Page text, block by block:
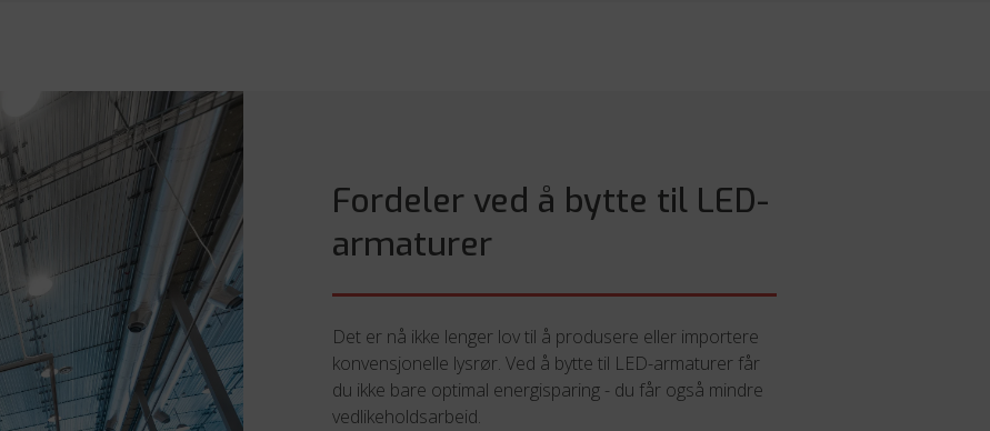
Fordeler ved å bytte til LED-
armaturer
Det er nå ikke lenger lov til å produsere eller importere
konvensjonelle lysrør. Ved å bytte til LED-armaturer får
du ikke bare optimal energisparing - du får også mindre
vedlikeholdsarbeid.